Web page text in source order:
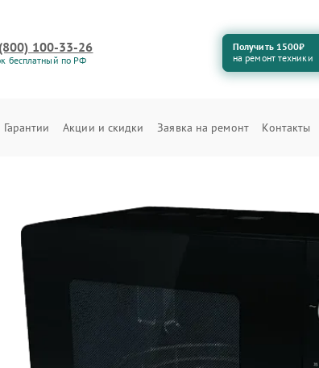
100-33-26
бесплатный по РФ
Получить 1500₽
на ремонт техники
Гарантии Акции и скидки Заявка на ремонт Контакты